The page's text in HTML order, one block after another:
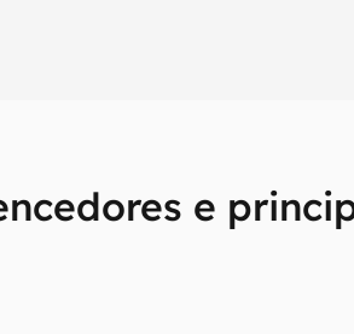
e
tech!
notícias e reviews sobre tecnologia